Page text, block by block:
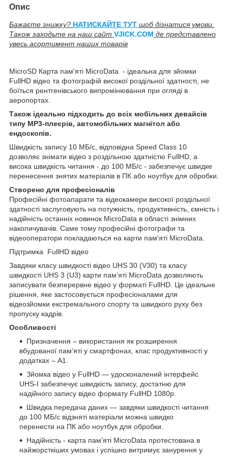
Опис
Бажаєте знижку? НАТИСКАЙТЕ ТУТ щоб дізнатися умови.
Також заходьте на наш сайт VJICK.COM де представлено
увесь асортимент наших товарів
MicroSD Карта пам'яті MicroData - ідеальна для зйомки
FullHD відео та фотографій високої роздільної здатності, не
боїться рентгенівського випромінювання при огляді в
аеропортах.
Також ідеально підходить до всіх мобільних девайсів
типу MP3-плеєрів, автомобільних магнітол або
ендоскопів.
Швидкість запису 10 МБ/с, відповідна Speed Class 10
дозволяє знімати відео з роздільною здатністю FullHD, а
висока швидкість читання - до 100 МБ/с - забезпечує швидке
перенесення знятих матеріалів в ПК або ноутбук для обробки.
Створено для професіоналів
Професійні фотоапарати та відеокамери високої роздільної
здатності заслуговують на потужність, продуктивність, ємність і
надійність останніх новинок MicroData в області знімних
накопичувачів. Саме тому професійні фотографи та
відеооператори покладаються на карти пам'яті MicroData.
Підтримка FullHD відео
Завдяки класу швидкості відео UHS 30 (V30) та класу
швидкості UHS 3 (U3) карти пам'яті MicroData дозволяють
записувати безперервне відео у форматі FullHD. Це ідеальне
рішення, яке застосовується професіоналами для
відеозйомки екстремального спорту та швидкого руху без
пропуску кадрів.
Особливості
Призначення – використання як розширення
вбудованої пам'яті у смартфонах, клас продуктивності у
додатках – A1.
Зйомка відео у FullHD — удосконалений інтерфейс
UHS-I забезпечує швидкість запису, достатню для
надійного запису відео формату FullHD 1080p.
Швидка передача даних — завдяки швидкості читання
до 100 МБ/с відзняті матеріали можна швидко
перенести на ПК або ноутбук для обробки.
Надійність - карта пам'яті MicroData протестована в
найжорсткіших умовах і успішно витримує занурення у